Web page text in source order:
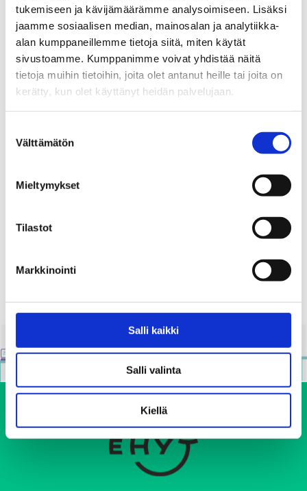
tukemiseen ja kävijämäärämme analysoimiseen. Lisäksi
jaamme sosiaalisen median, mainosalan ja analytiikka-
alan kumppaneillemme tietoja siitä, miten käytät
sivustoamme. Kumppanimme voivat yhdistää näitä
tietoja muihin tietoihin, joita olet antanut heille tai joita on
kerätty, kun olet käyttänyt heidän palvelujaan.
valinta
Välttämätön
Mieltymykset
Tilastot
Markkinointi
Salli kaikki
Salli valinta
Kiellä
20.10.2017
Alkoholi
EU-konsultaatio, valmisteveroa
koskevat yleiset järjestelyt
O
T
S
P
A
I
3